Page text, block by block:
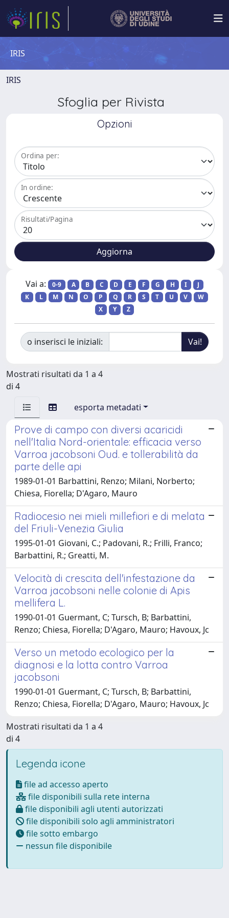
IRIS
IRIS
Sfoglia per Rivista
Opzioni
Ordina per:
In ordine:
Risultati/Pagina
Vai a: 0-9 A B C D E F G H I
J
K
L M N O P Q R S T U V
W
X
Y Z
o inserisci le iniziali:
Mostrati risultati da 1 a 4
di 4
esporta metadati
Prove di campo con diversi acaricidi
nell'Italia Nord-orientale: efficacia verso
Varroa jacobsoni Oud. e tollerabilità da
parte delle api
1989-01-01 Barbattini, Renzo; Milani, Norberto;
Chiesa, Fiorella; D'Agaro, Mauro
Radiocesio nei mieli millefiori e di melata
del Friuli-Venezia Giulia
1995-01-01 Giovani, C.; Padovani, R.; Frilli, Franco;
Barbattini, R.; Greatti, M.
Velocità di crescita dell'infestazione da
Varroa jacobsoni nelle colonie di Apis
mellifera L.
1990-01-01 Guermant, C; Tursch, B; Barbattini,
Renzo; Chiesa, Fiorella; D'Agaro, Mauro; Havoux, Jc
Verso un metodo ecologico per la
diagnosi e la lotta contro Varroa
jacobsoni
1990-01-01 Guermant, C; Tursch, B; Barbattini,
Renzo; Chiesa, Fiorella; D'Agaro, Mauro; Havoux, Jc
Mostrati risultati da 1 a 4
di 4
Legenda icone
file ad accesso aperto
file disponibili sulla rete interna
file disponibili agli utenti autorizzati
file disponibili solo agli amministratori
file sotto embargo
nessun file disponibile